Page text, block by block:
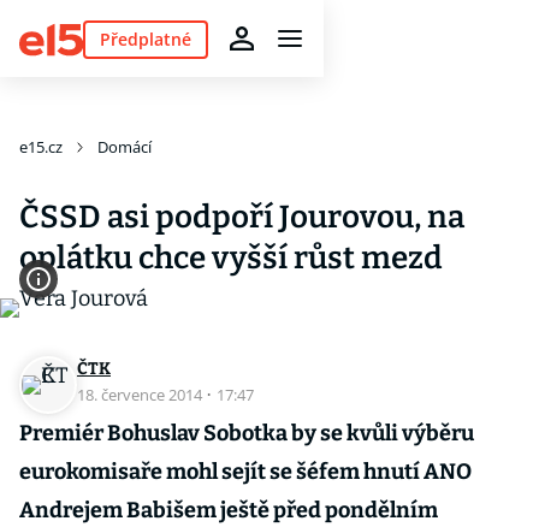
Předplatné
e15.cz Domácí
ČSSD asi podpoří Jourovou, na
oplátku chce vyšší růst mezd
ČTK
18. července 2014 · 17:47
Premiér Bohuslav Sobotka by se kvůli výběru
eurokomisaře mohl sejít se šéfem hnutí ANO
Andrejem Babišem ještě před pondělním